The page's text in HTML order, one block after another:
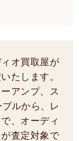
オ買取屋が
たします。
アンプ、ス
ルから、レ
、オーディ
査定対象で